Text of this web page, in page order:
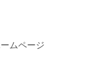
ムページ